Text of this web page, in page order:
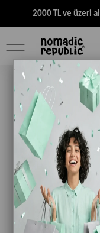
2000 TL ve üzeri